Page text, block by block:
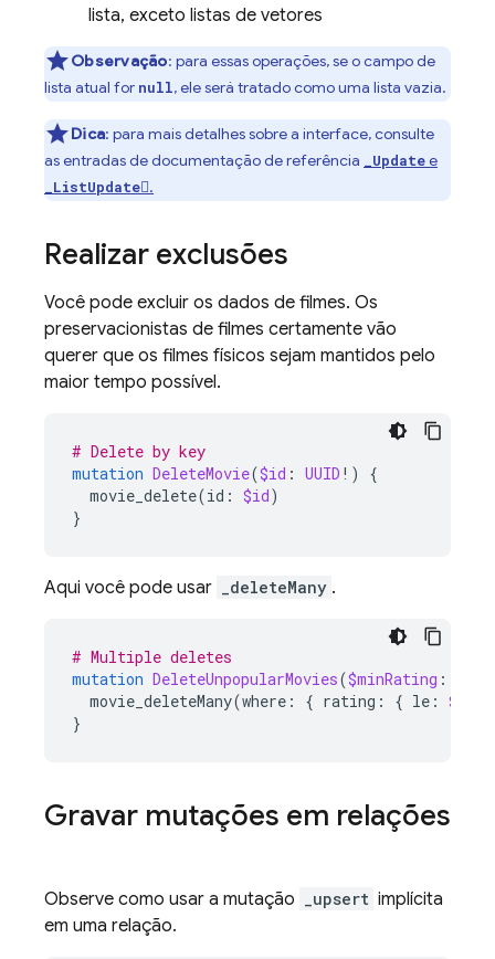
lista, exceto listas de vetores
Observação: para essas operações, se o campo de
lista atual for null, ele será tratado como uma lista vazia.
Dica: para mais detalhes sobre a interface, consulte
as entradas de documentação de referência
_Updatee
_ListUpdate.
Realizar exclusões
Você pode excluir os dados de filmes. Os
preservacionistas de filmes certamente vão
querer que os filmes físicos sejam mantidos pelo
maior tempo possível.
# Delete by key
mutation DeleteMovie($id : UUID !)
{
movie_delete(id : $id)
}
Aqui você pode usar _deleteMany .
# Multiple deletes
mutation DeleteUnpopularMovies($minRating :
movie_deleteMany(where : { rating : { le :
}
Gravar mutações em relações
Observe como usar a mutação _upsert implícita
em uma relação.